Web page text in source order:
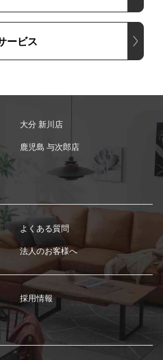
ービス
大分 新川店
鹿児島 与次郎店
よくある質問
法人のお客様へ
採用情報